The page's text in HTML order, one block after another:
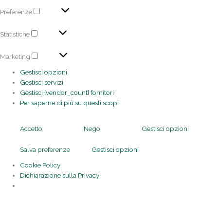
Preferenze
Statistiche
Marketing
Gestisci opzioni
Gestisci servizi
Gestisci {vendor_count} fornitori
Per saperne di più su questi scopi
Accetto Nego Gestisci opzioni
Salva preferenze
Gestisci opzioni
Cookie Policy
Dichiarazione sulla Privacy